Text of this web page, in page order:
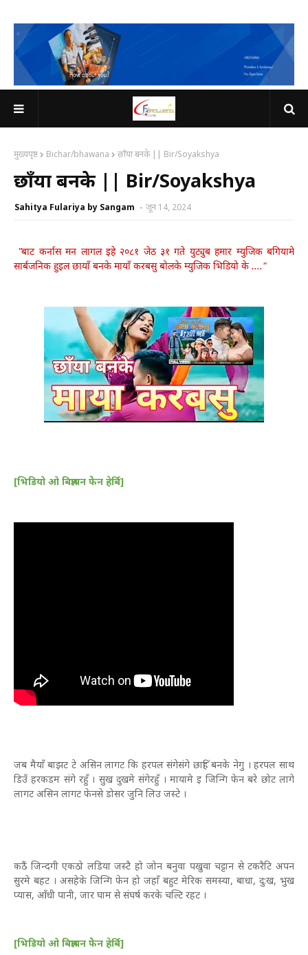
मुख्यपृष्ठ Bichar/bhawana छाँया बनके || Bir/Soyakshya
छाँया बनके || Bir/Soyakshya
Sahitya Fulariya by Sangam जून 14, 2024
"बाट कर्नास मन लागल इहे २०८१ जेठ ३१ गते युट्युब हमार म्युजिक बगियामे
सार्बजनिक हुइल छायाँ बनके मायाँ करबसु बोलके म्युजिक भिडियो के ...."
[भिडियो ओ बिज्ञापन फेेन हेर्बि]
जब मैयाँ बाझट टे असिन लागट कि हरपल संगेसंगे छाहिं बनके नेगु । हरपल साथ
डिउँ हरकडम संगे रहुँ । सुख दुखमे संगेरहुँ । मायामे इ जिन्गि फेन बरे छोट लागे
लागट असिन लागट फेनसे डोसर जुनि लिउ जस्टे ।
कठैं जिन्दगी एकठो लडिया जस्टै हो जोन बनुवा पखुवा चट्टान से टकरैटि अपन
सुरमे बहट । असहेके जिन्गि फेन हो जहाँ बहुट मेरिक समस्या, बाधा, दु:ख, भुख
प्यास, आँधी पानी, जार घाम से संघर्ष करके चल्टि रहट ।
[भिडियो ओ बिज्ञापन फेेन हेर्बि]